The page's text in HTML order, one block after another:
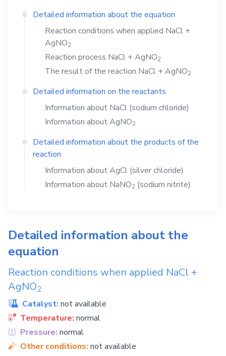
Detailed information about the equation
Reaction conditions when applied NaCl +
AgNO2
Reaction process NaCl + AgNO2
The result of the reaction NaCl + AgNO2
Detailed information on the reactants
Information about NaCl (sodium chloride)
Information aboutAgNO2
Detailed information about the products of the
reaction
Information aboutAgCl (silver chloride)
Information about NaNO2 (sodium nitrite)
Detailed information about the
equation
Reaction conditions when applied NaCl +
AgNO2
Catalyst: not available
Temperature: normal
Pressure: normal
Other conditions: not available